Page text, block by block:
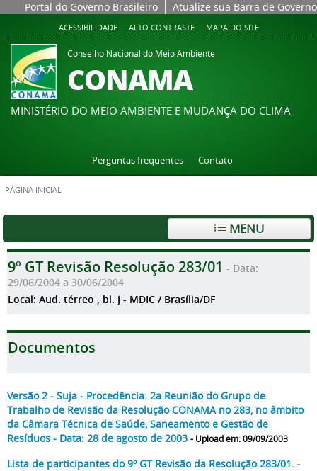
Portal do Governo Brasileiro Atualize sua Barra de Governo
ACESSIBILIDADE ALTO CONTRASTE MAPA DO SITE
Conselho Nacional do Meio Ambiente
CONAMA
MINISTÉRIO DO MEIO AMBIENTE E MUDANÇA DO CLIMA
Perguntas frequentes Contato
PÁGINA INICIAL
MENU
9º GT Revisão Resolução 283/01 - Data:
29/06/2004 a 30/06/2004
Local: Aud. térreo , bl. J - MDIC / Brasília/DF
Documentos
Versão 2 - Suja - Procedência: 2a Reunião do Grupo de
Trabalho de Revisão da Resolução CONAMA no 283, no âmbito
da Câmara Técnica de Saúde, Saneamento e Gestão de
Resíduos - Data: 28 de agosto de 2003 - Upload em: 09/09/2003
Lista de participantes do 9º GT Revisão da Resolução 283/01. -